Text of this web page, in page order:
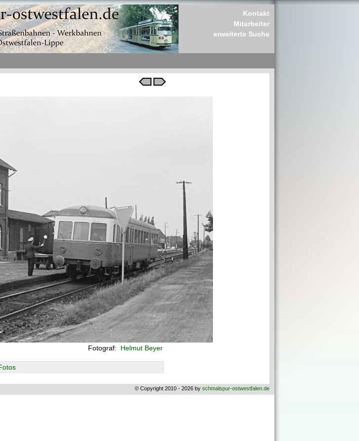
Kontakt
Mitarbeiter
erweiterte Suche
Fotograf: Helmut Beyer
© Copyright 2010 - 2026 by schmalspur-ostwestfalen.de